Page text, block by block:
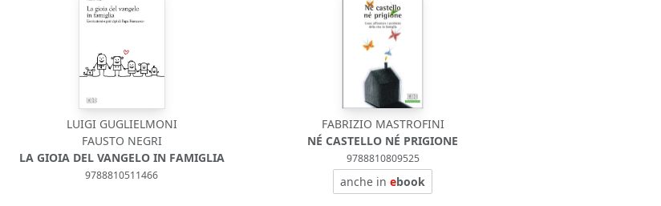
LUIGI GUGLIELMONI
FAUSTO NEGRI
LA GIOIA DEL VANGELO IN FAMIGLIA
9788810511466
FABRIZIO MASTROFINI
NÉ CASTELLO NÉ PRIGIONE
9788810809525
anche inebook